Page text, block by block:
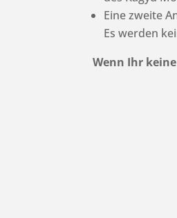
Eine zweite
Es werden
Wenn Ihr